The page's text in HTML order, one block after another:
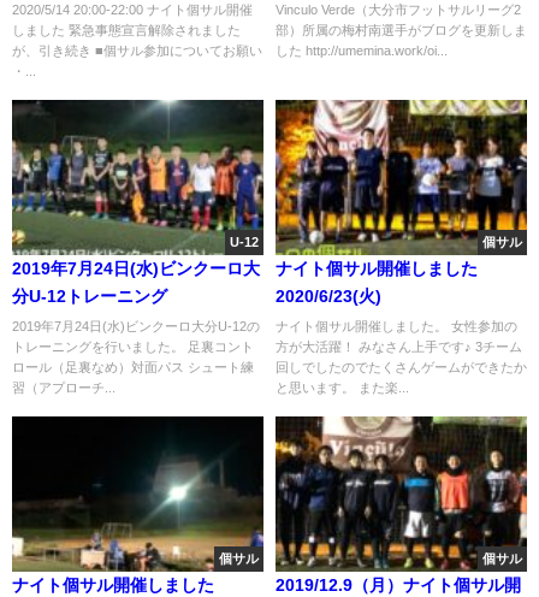
2020/5/14 20:00-22:00 ナイト個サル開催
しました 緊急事態宣言解除されました
が、引き続き ■個サル参加についてお願い
・...
Vinculo Verde（大分市フットサルリーグ2
部）所属の梅村南選手がブログを更新しま
した http://umemina.work/oi...
U-12
2019年7月24日(水)ビンクーロ大
分U-12トレーニング
2019年7月24日(水)ビンクーロ大分U-12の
トレーニングを行いました。 足裏コント
ロール（足裏なめ）対面パス シュート練
習（アプローチ...
個サル
ナイト個サル開催しました
2020/6/23(火)
ナイト個サル開催しました。 女性参加の
方が大活躍！ みなさん上手です♪ 3チーム
回しでしたのでたくさんゲームができたか
と思います。 また楽...
個サル
ナイト個サル開催しました
個サル
2019/12.9（月）ナイト個サル開